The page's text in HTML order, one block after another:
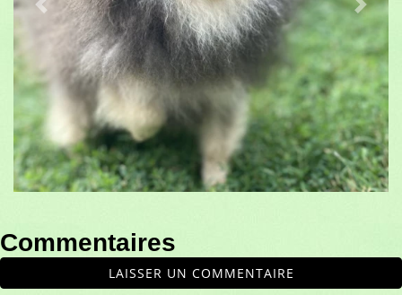
Previous Next
Commentaires
LAISSER UN COMMENTAIRE